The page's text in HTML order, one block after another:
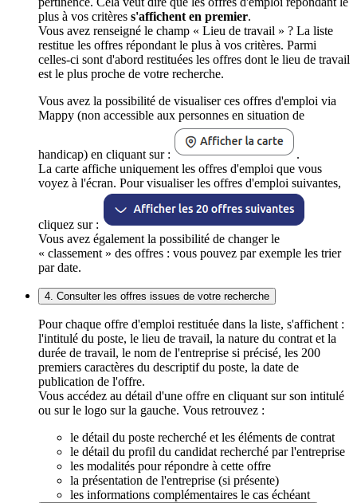
plus à vos critères s'affichent en premier.
Vous avez renseigné le champ « Lieu de travail » ? La liste
restitue les offres répondant le plus à vos critères. Parmi
celles-ci sont d'abord restituées les offres dont le lieu de travail
est le plus proche de votre recherche.
Vous avez la possibilité de visualiser ces offres d'emploi via
Mappy (non accessible aux personnes en situation de
handicap) en cliquant sur :
.
La carte affiche uniquement les offres d'emploi que vous
voyez à l'écran. Pour visualiser les offres d'emploi suivantes,
cliquez sur :
Vous avez également la possibilité de changer le
« classement » des offres : vous pouvez par exemple les trier
par date.
4. Consulter les offres issues de votre recherche
Pour chaque offre d'emploi restituée dans la liste, s'affichent :
l'intitulé du poste, le lieu de travail, la nature du contrat et la
durée de travail, le nom de l'entreprise si précisé, les 200
premiers caractères du descriptif du poste, la date de
publication de l'offre.
Vous accédez au détail d'une offre en cliquant sur son intitulé
ou sur le logo sur la gauche. Vous retrouvez :
le détail du poste recherché et les éléments de contrat
le détail du profil du candidat recherché par l'entreprise
les modalités pour répondre à cette offre
la présentation de l'entreprise (si présente)
les informations complémentaires le cas échéant